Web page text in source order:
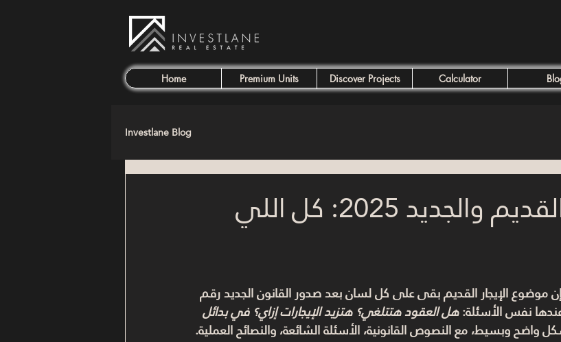
Home Premium Units Discover Projects Calculator
Investlane Blog
قانون الإيجار القديم والجديد 2025: كل اللي
إن موضوع الإيجار القديم بقى على كل لسان بعد صدور القانون الجديد رقم
هل العقود هتتلغي؟ هتزيد الإيجارات إزاي؟ في بدائل
واضح وبسيط، مع النصوص القانونية، الأسئلة الشائعة، والنصائح العملية.